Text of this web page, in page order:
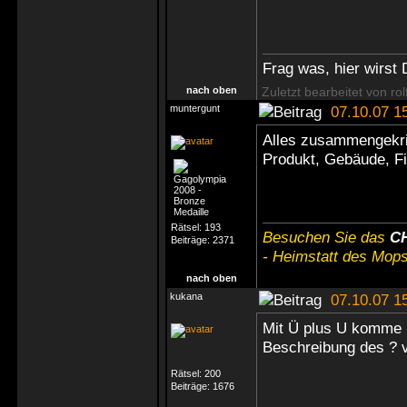
Frag was, hier wirst
nach oben Zuletzt bearbeitet von
muntergunt 07.10.07
Rätsel: 193
Beiträge: 2371
Alles
Produkt, Gebäude,
Besuchen Sie das
- Heimstatt des
nach oben
kukana
07.10.07
Rätsel: 200
Beiträge: 1676
Mit Ü plus U
Beschreibung des ?